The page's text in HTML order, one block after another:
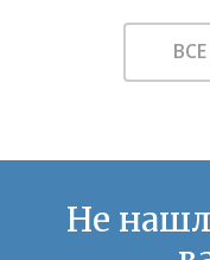
В ИЗБРАННОЕ
Не